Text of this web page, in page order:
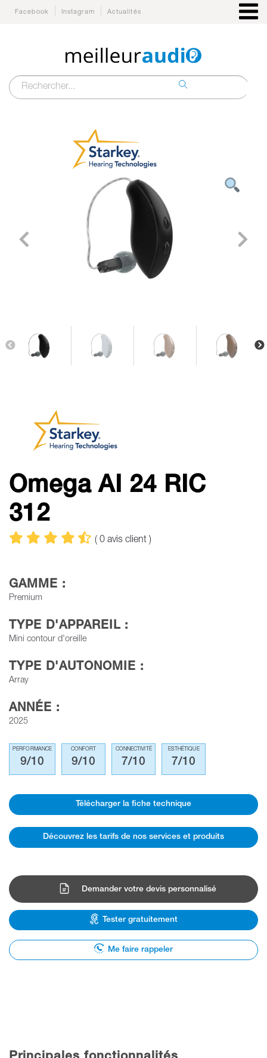
Facebook Instagram Actualités
Recherche
pour :
Omega AI 24 RIC
312
( 0 avis client )
GAMME :
Premium
TYPE D'APPAREIL :
Mini contour d'oreille
TYPE D'AUTONOMIE :
Array
ANNÉE :
2025
PERFORMANCE
9/10
CONFORT
9/10
CONNECTIVITÉ
7/10
ESTHÉTIQUE
7/10
Télécharger la fiche technique
Découvrez les tarifs de nos services et produits
Demander votre devis personnalisé
Tester gratuitement
Me faire rappeler